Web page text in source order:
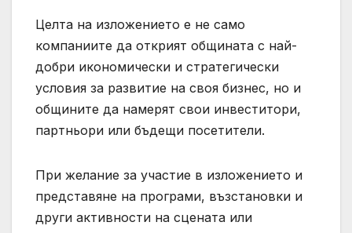
Целта на изложението е не само
компаниите да открият общината с най-
добри икономически и стратегически
условия за развитие на своя бизнес, но и
общините да намерят свои инвеститори,
партньори или бъдещи посетители.
При желание за участие в изложението и
представяне на програми, възстановки и
други активности на сцената или